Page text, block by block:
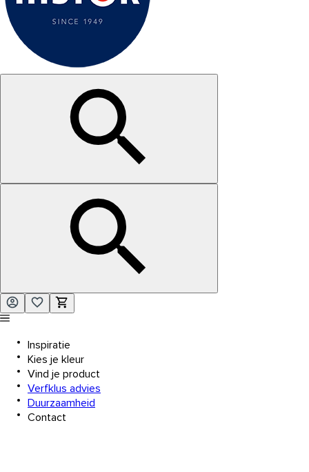
Inspiratie
Kies je kleur
Vind je product
Verfklus advies
Duurzaamheid
Contact